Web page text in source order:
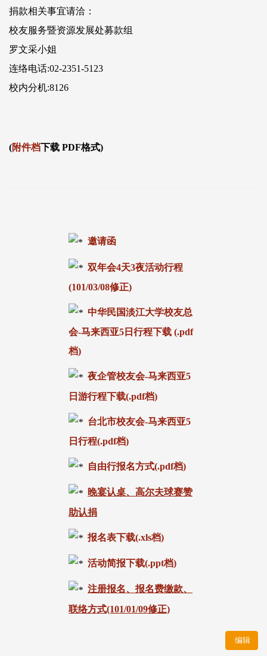
捐款相关事宜请洽：
校友服务暨资源发展处募款组
罗文采小姐
连络电话:02-2351-5123
校内分机:8126
(附件档下载 PDF格式)
邀请函
双年会4天3夜活动行程
(101/03/08修正)
中华民国淡江大学校友总
会-马来西亚5日行程下载 (.pdf
档)
夜企管校友会-马来西亚5
日游行程下载(.pdf档)
台北市校友会-马来西亚5
日行程(.pdf档)
自由行报名方式(.pdf档)
晚宴认桌、高尔夫球赛赞
助认捐
报名表下载(.xls档)
活动简报下载(.ppt档)
注册报名、报名费缴款、
联络方式(101/01/09修正)
编辑